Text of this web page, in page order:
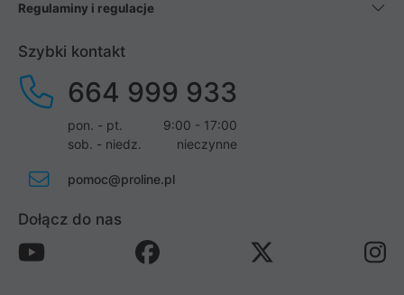
Regulaminy i regulacje
Szybki kontakt
664 999 933
pon. - pt.
9:00 - 17:00
sob. - niedz.
nieczynne
pomoc@proline.pl
Dołącz do nas